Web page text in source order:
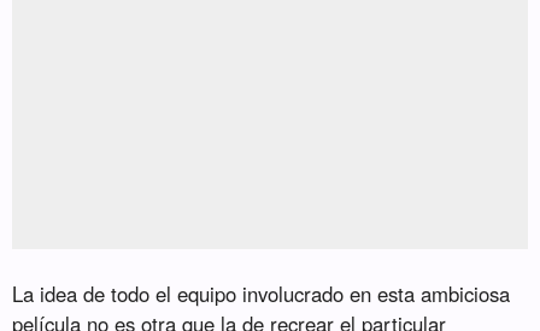
La idea de todo el equipo involucrado en esta ambiciosa
película no es otra que la de recrear el particular